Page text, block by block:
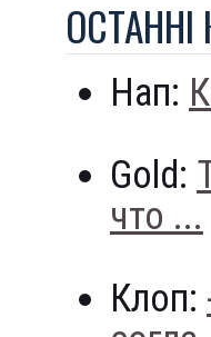
ОСТАННI
Нап:
Gold:
что ...
Клоп: